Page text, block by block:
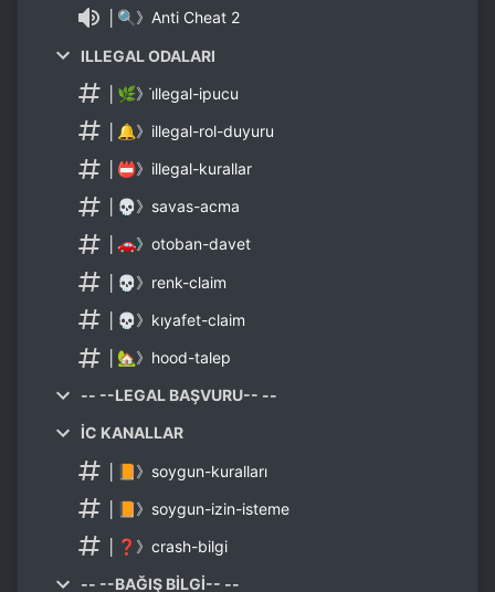
│🔍》Anti Cheat 2
ILLEGAL ODALARI
│🌿》i̇llegal-ipucu
│🔔》illegal-rol-duyuru
│📛》illegal-kurallar
│💀》savas-acma
│🚗》otoban-davet
│💀》renk-claim
│💀》kıyafet-claim
│🏡》hood-talep
-- --LEGAL BAŞVURU-- --
İC KANALLAR
│📙》soygun-kuralları
│📙》soygun-izin-isteme
│❓》crash-bilgi
-- --BAĞIŞ BİLGİ-- --